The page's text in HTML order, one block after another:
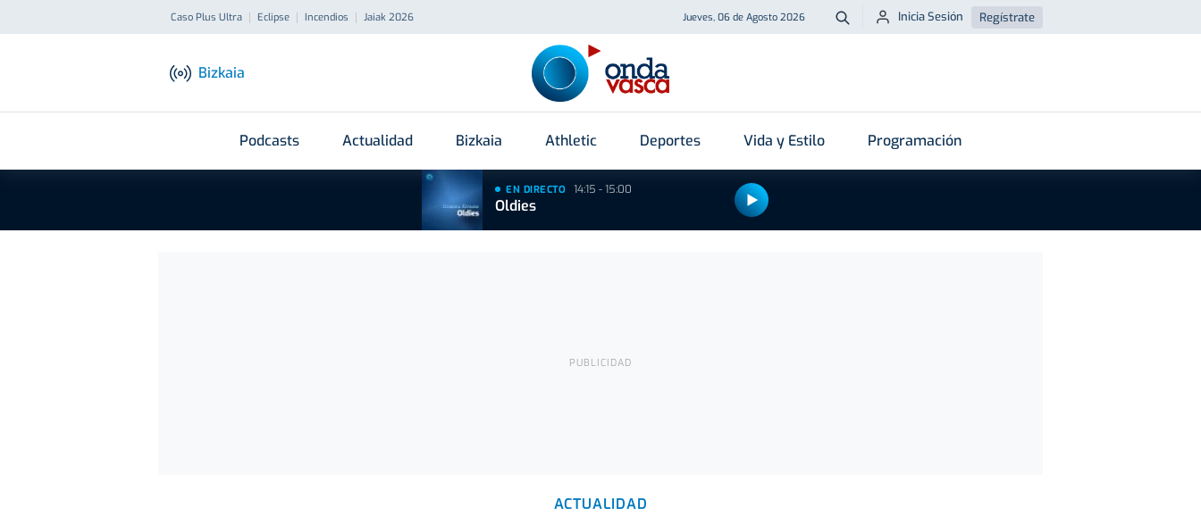
Caso Plus Ultra Eclipse Incendios Jaiak 2026 Jueves, 06 de Agosto 2026 Buscar
Inicia Sesión Regístrate
Bizkaia
Podcasts Actualidad Bizkaia Athletic Deportes Vida y Estilo Programación
EN DIRECTO 14:15 - 15:00
Oldies
ACTUALIDAD